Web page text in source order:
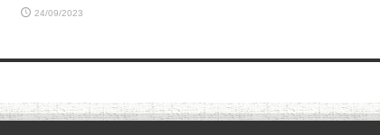
24/09/2023